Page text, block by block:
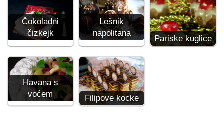
Čokoladni
čizkejk
Lešnik
napolitana
Pariske kuglice
Havana s
voćem
Filipove kocke